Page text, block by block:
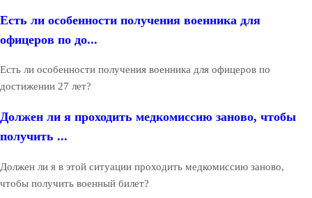
Есть ли особенности получения военника для
офицеров по до...
Есть ли особенности получения военника для офицеров по
достижении 27 лет?
Должен ли я проходить медкомиссию заново, чтобы
получить ...
Должен ли я в этой ситуации проходить медкомиссию заново,
чтобы получить военный билет?